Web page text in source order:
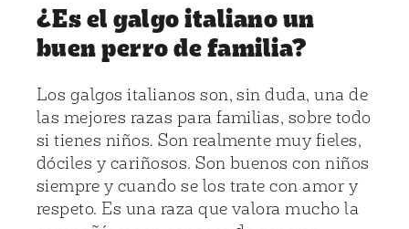
¿Es el galgo italiano un
buen perro de familia?
Los galgos italianos son, sin duda, una de
las mejores razas para familias, sobre todo
si tienes niños. Son realmente muy fieles,
dóciles y cariñosos. Son buenos con niños
siempre y cuando se los trate con amor y
respeto. Es una raza que valora mucho la